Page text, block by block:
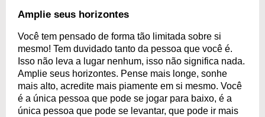
Amplie seus horizontes
Você tem pensado de forma tão limitada sobre si
mesmo! Tem duvidado tanto da pessoa que você é.
Isso não leva a lugar nenhum, isso não significa nada.
Amplie seus horizontes. Pense mais longe, sonhe
mais alto, acredite mais piamente em si mesmo. Você
é a única pessoa que pode se jogar para baixo, é a
única pessoa que pode se levantar, que pode ir mais